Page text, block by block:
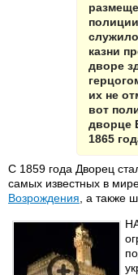
казни
дворе
их не
вот
дворце
1865
С 1859 года Дворец
самых известных в
Возрождения , а также